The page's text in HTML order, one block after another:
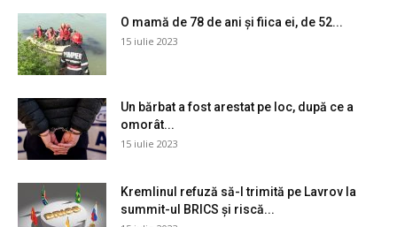
O mamă de 78 de ani și fiica ei, de 52...
15 iulie 2023
Un bărbat a fost arestat pe loc, după ce a
omorât...
15 iulie 2023
Kremlinul refuză să-l trimită pe Lavrov la
summit-ul BRICS și riscă...